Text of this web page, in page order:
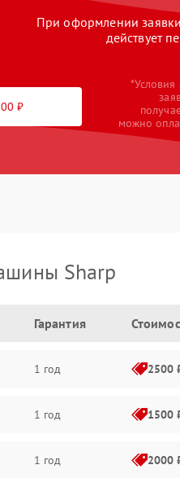
При оформлении
действует
₽
*Условия
можно
Sharp
Гарантия
1 год 2500
1 год 1500
1 год 2000